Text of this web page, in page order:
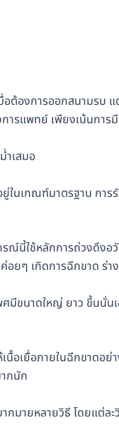
อต้องการออกสนามรบ
ารแพทย์ เพียงเน้นการ
ำเสมอ
นเกณฑ์มาตรฐาน การ
นี้ใช้หลักการถ่วงดึงอ
ยๆ เกิดการฉีกขาด ร่า
ศมีขนาดใหญ่ ยาว ขึ้น
เนื้อเยื่อภายในฉีกขาด
กนัก
มายหลายวิธี โดยแต่ล